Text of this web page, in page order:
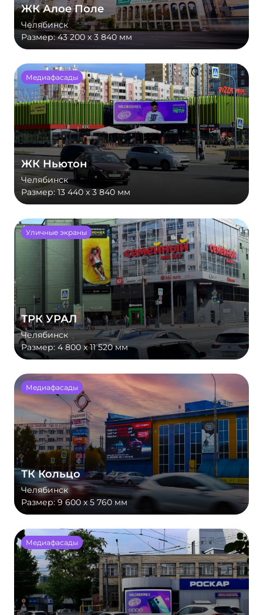
ЖК Алое Поле
Челябинск
Размер:43 200 х 3 840 мм
Медиафасады
ЖК Ньютон
Челябинск
Размер: 13 440 х 3 840 мм
Уличные экраны
ТРК УРАЛ
Челябинск
Размер: 4 800 х 11 520 мм
Медиафасады
ТК Кольцо
Челябинск
Размер:9 600 х 5 760 мм
Медиафасады